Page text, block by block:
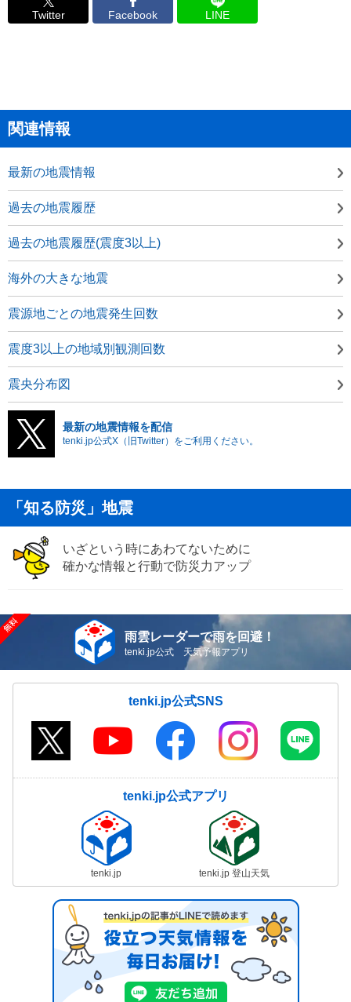
Twitter Facebook LINE
関連情報
最新の地震情報
過去の地震履歴
過去の地震履歴(震度3以上)
海外の大きな地震
震源地ごとの地震発生回数
震度3以上の地域別観測回数
震央分布図
最新の地震情報を配信
tenki.jp公式X（旧Twitter）をご利用ください。
「知る防災」地震
いざという時にあわてないために
確かな情報と行動で防災力アップ
雨雲レーダーで雨を回避！
tenki.jp公式 天気予報アプリ
tenki.jp公式SNS
tenki.jp公式アプリ
tenki.jp tenki.jp 登山天気